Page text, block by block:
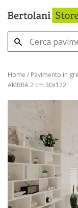
Home / Pavimento in
AMBRA 2 cm 30x122